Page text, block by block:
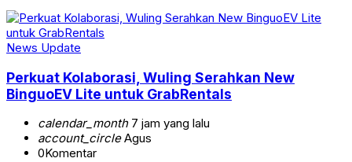
News Update
Perkuat Kolaborasi, Wuling Serahkan New
BinguoEV Lite untuk GrabRentals
calendar_month7 jam yang lalu
account_circleAgus
0Komentar